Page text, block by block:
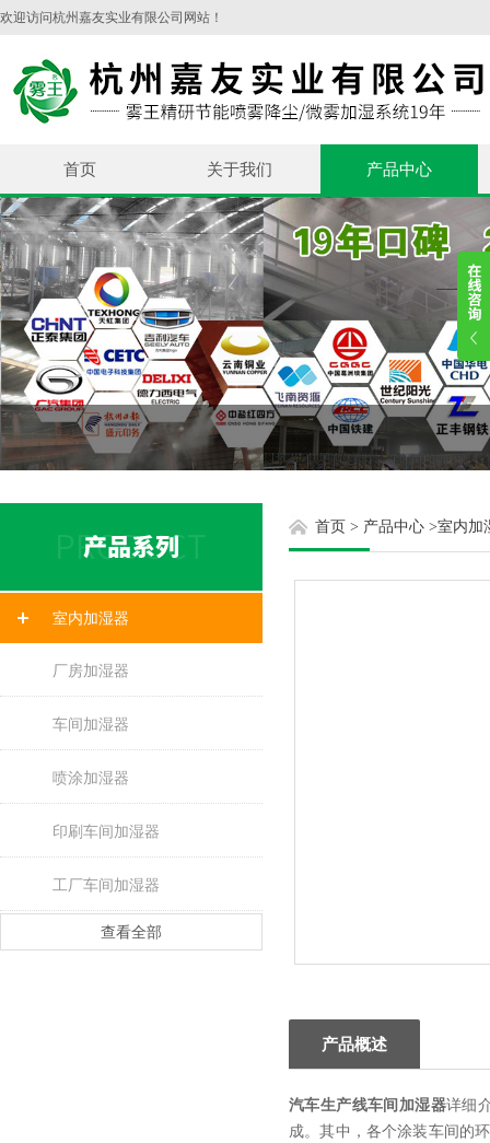
欢迎访问杭州嘉友实业有限公司网站！
首页 关于我们 产品中心
室内加湿器
厂房加湿器
车间加湿器
喷涂加湿器
印刷车间加湿器
工厂车间加湿器
查看全部
首页 > 产品中心 >室内加
产品概述
汽车生产线车间加湿器详细
成。其中，各个涂装车间的